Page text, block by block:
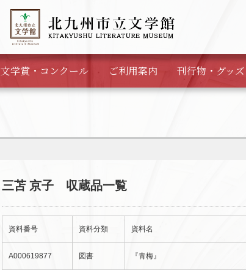
文学賞・ コンクール ご利用案内 刊行物・ グッズ
三苫 京子 収蔵品一覧
資料番号 資料分類 資料名
A000619877 図書 『青梅』